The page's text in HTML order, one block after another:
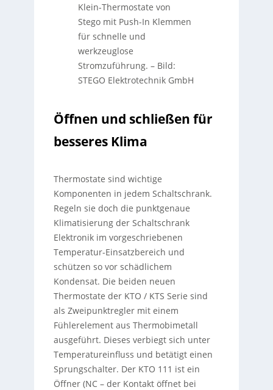
Klein-Thermostate von
Stego mit Push-In Klemmen
für schnelle und
werkzeuglose
Stromzuführung. – Bild:
STEGO Elektrotechnik GmbH
Öffnen und schließen für
besseres Klima
Thermostate sind wichtige
Komponenten in jedem Schaltschrank.
Regeln sie doch die punktgenaue
Klimatisierung der Schaltschrank
Elektronik im vorgeschriebenen
Temperatur-Einsatzbereich und
schützen so vor schädlichem
Kondensat. Die beiden neuen
Thermostate der KTO / KTS Serie sind
als Zweipunktregler mit einem
Fühlerelement aus Thermobimetall
ausgeführt. Dieses verbiegt sich unter
Temperatureinfluss und betätigt einen
Sprungschalter. Der KTO 111 ist ein
Öffner (NC – der Kontakt öffnet bei